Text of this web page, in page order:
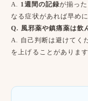
A. 1週間の記録が揃っ
なる症状があれば早めに
Q. 風邪薬や鎮痛薬は飲
A. 自己判断は避けてく
を上げることがあります